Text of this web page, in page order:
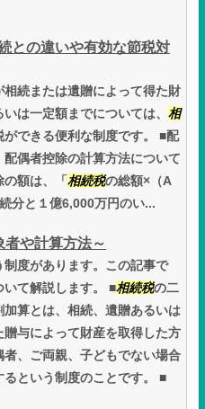
との違いや有効な節税対
続または遺贈によって得た財
は一定額までについては、 相
できる便利な制度です。 ■配
偶者控除の計算方法について
額は、「 相続税の総額×（A
分と１億6,000万円のい...
や計算方法～
度があります。この記事で
いて解説します。 ■相続税の二
加算とは、相続、遺贈あるいは
与によって財産を取得した方
、ご両親、子どもでない場合
るという制度のことです。 ■